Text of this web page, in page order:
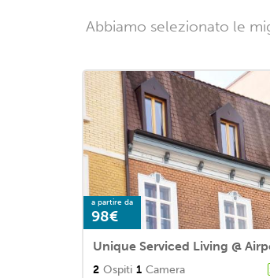
Abbiamo selezionato le
a partire da
98€
Unique Serviced Living @
2 Ospiti 1 Camera